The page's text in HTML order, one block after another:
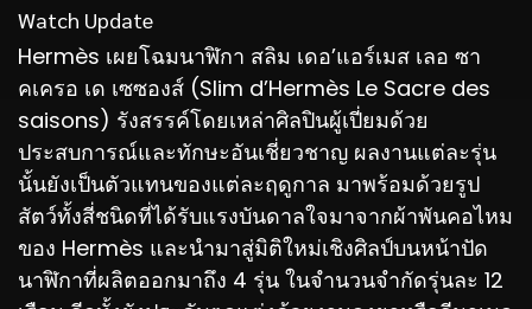
Watch Update
Hermès เผยโฉมนาฬิกา สลิม เดอ’แอร์เมส เลอ ซา
คเครอ เด เซซองส์ (Slim d’Hermès Le Sacre des
saisons) รังสรรค์โดยเหล่าศิลปินผู้เปี่ยมด้วย
ประสบการณ์และทักษะอันเชี่ยวชาญ ผลงานแต่ละรุ่น
นั้นยังเป็นตัวแทนของแต่ละฤดูกาล มาพร้อมด้วยรูป
สัตว์ทั้งสี่ชนิดที่ได้รับแรงบันดาลใจมาจากผ้าพันคอไหม
ของ Hermès และนำมาสู่มิติใหม่เชิงศิลป์บนหน้าปัด
นาฬิกาที่ผลิตออกมาถึง 4 รุ่น ในจำนวนจำกัดรุ่นละ 12